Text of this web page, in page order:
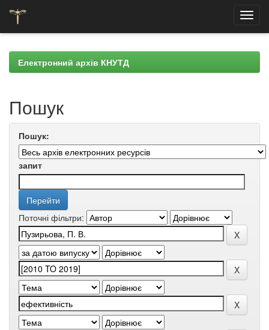
navigationЕлектронний архів КНУТД
Пошук
Пошук:
запит
Поточні фільтри: